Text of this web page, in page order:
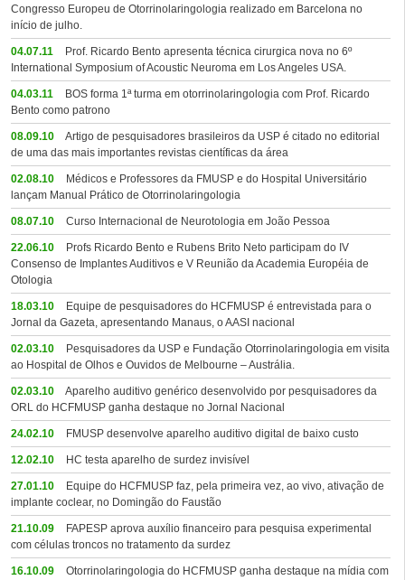
Congresso Europeu de Otorrinolaringologia realizado em Barcelona no
início de julho.
04.07.11
Prof. Ricardo Bento apresenta técnica cirurgica nova no 6º
International Symposium of Acoustic Neuroma em Los Angeles USA.
04.03.11
BOS forma 1ª turma em otorrinolaringologia com Prof. Ricardo
Bento como patrono
08.09.10
Artigo de pesquisadores brasileiros da USP é citado no editorial
de uma das mais importantes revistas científicas da área
02.08.10
Médicos e Professores da FMUSP e do Hospital Universitário
lançam Manual Prático de Otorrinolaringologia
08.07.10 Curso Internacional de Neurotologia em João Pessoa
22.06.10
Profs Ricardo Bento e Rubens Brito Neto participam do IV
Consenso de Implantes Auditivos e V Reunião da Academia Européia de
Otologia
18.03.10
Equipe de pesquisadores do HCFMUSP é entrevistada para o
Jornal da Gazeta, apresentando Manaus, o AASI nacional
02.03.10
Pesquisadores da USP e Fundação Otorrinolaringologia em visita
ao Hospital de Olhos e Ouvidos de Melbourne – Austrália.
02.03.10
Aparelho auditivo genérico desenvolvido por pesquisadores da
ORL do HCFMUSP ganha destaque no Jornal Nacional
24.02.10 FMUSP desenvolve aparelho auditivo digital de baixo custo
12.02.10 HC testa aparelho de surdez invisível
27.01.10
Equipe do HCFMUSP faz, pela primeira vez, ao vivo, ativação de
implante coclear, no Domingão do Faustão
21.10.09
FAPESP aprova auxílio financeiro para pesquisa experimental
com células troncos no tratamento da surdez
16.10.09
Otorrinolaringologia do HCFMUSP ganha destaque na mídia com